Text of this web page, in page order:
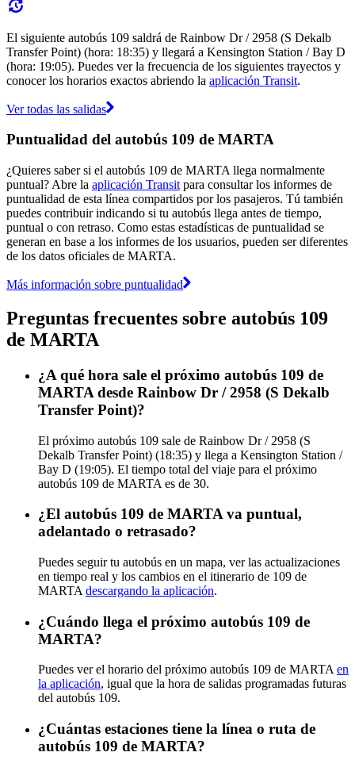
El siguiente autobús 109 saldrá de Rainbow Dr / 2958 (S Dekalb
Transfer Point) (hora: 18:35) y llegará a Kensington Station / Bay D
(hora: 19:05). Puedes ver la frecuencia de los siguientes trayectos y
conocer los horarios exactos abriendo la aplicación Transit.
Ver todas las salidas
Puntualidad del autobús 109 de MARTA
¿Quieres saber si el autobús 109 de MARTA llega normalmente
puntual? Abre la aplicación Transit para consultar los informes de
puntualidad de esta línea compartidos por los pasajeros. Tú también
puedes contribuir indicando si tu autobús llega antes de tiempo,
puntual o con retraso. Como estas estadísticas de puntualidad se
generan en base a los informes de los usuarios, pueden ser diferentes
de los datos oficiales de MARTA.
Más información sobre puntualidad
Preguntas frecuentes sobre autobús 109
de MARTA
¿A qué hora sale el próximo autobús 109 de
MARTA desde Rainbow Dr / 2958 (S Dekalb
Transfer Point)?
El próximo autobús 109 sale de Rainbow Dr / 2958 (S
Dekalb Transfer Point) (18:35) y llega a Kensington Station /
Bay D (19:05). El tiempo total del viaje para el próximo
autobús 109 de MARTA es de 30.
¿El autobús 109 de MARTA va puntual,
adelantado o retrasado?
Puedes seguir tu autobús en un mapa, ver las actualizaciones
en tiempo real y los cambios en el itinerario de 109 de
MARTA descargando la aplicación.
¿Cuándo llega el próximo autobús 109 de
MARTA?
Puedes ver el horario del próximo autobús 109 de MARTA en
la aplicación, igual que la hora de salidas programadas futuras
del autobús 109.
¿Cuántas estaciones tiene la línea o ruta de
autobús 109 de MARTA?